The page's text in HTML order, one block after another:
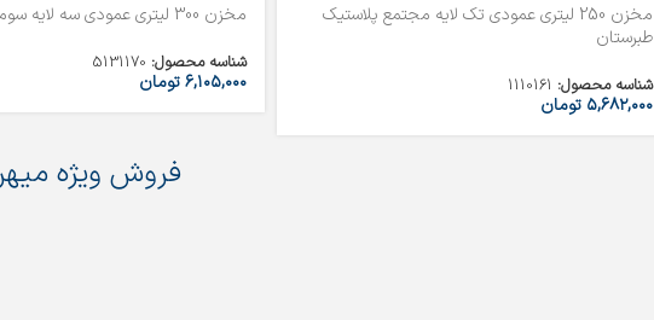
مخزن 250 لیتری عمودی تک لایه مجتمع پلاستیک
طبرستان
شناسه محصول: 1110161
۵,۶۸۲,۰۰۰ تومان
مخزن 300 لیتری عمودی سه لایه سوما
شناسه محصول: 5131170
۶,۱۰۵,۰۰۰تومان
فروش ویژه